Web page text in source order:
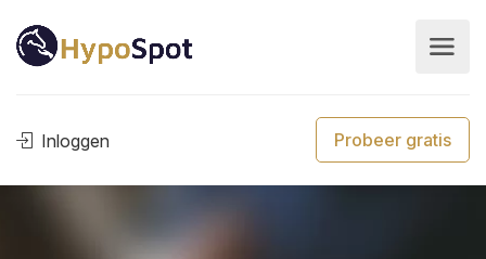
Inloggen Probeer gratis